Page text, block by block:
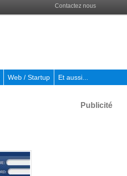
Contactez nous
Web / Startup Et aussi...
Publicité